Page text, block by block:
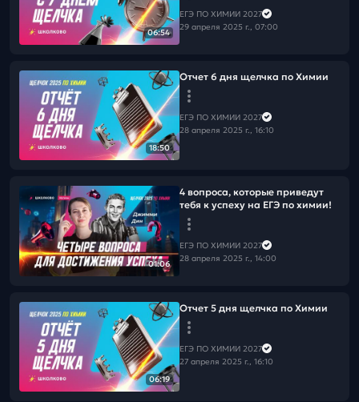
06:54
ЕГЭ ПО ХИМИИ 2027
29 апреля 2025 г., 07:00
18:50
Отчет 6 дня щелчка по Химии
ЕГЭ ПО ХИМИИ 2027
28 апреля 2025 г., 16:10
01:06
4 вопроса, которые приведут
тебя к успеху на ЕГЭ по химии!
ЕГЭ ПО ХИМИИ 2027
28 апреля 2025 г., 14:00
06:19
Отчет 5 дня щелчка по Химии
ЕГЭ ПО ХИМИИ 2027
27 апреля 2025 г., 16:10